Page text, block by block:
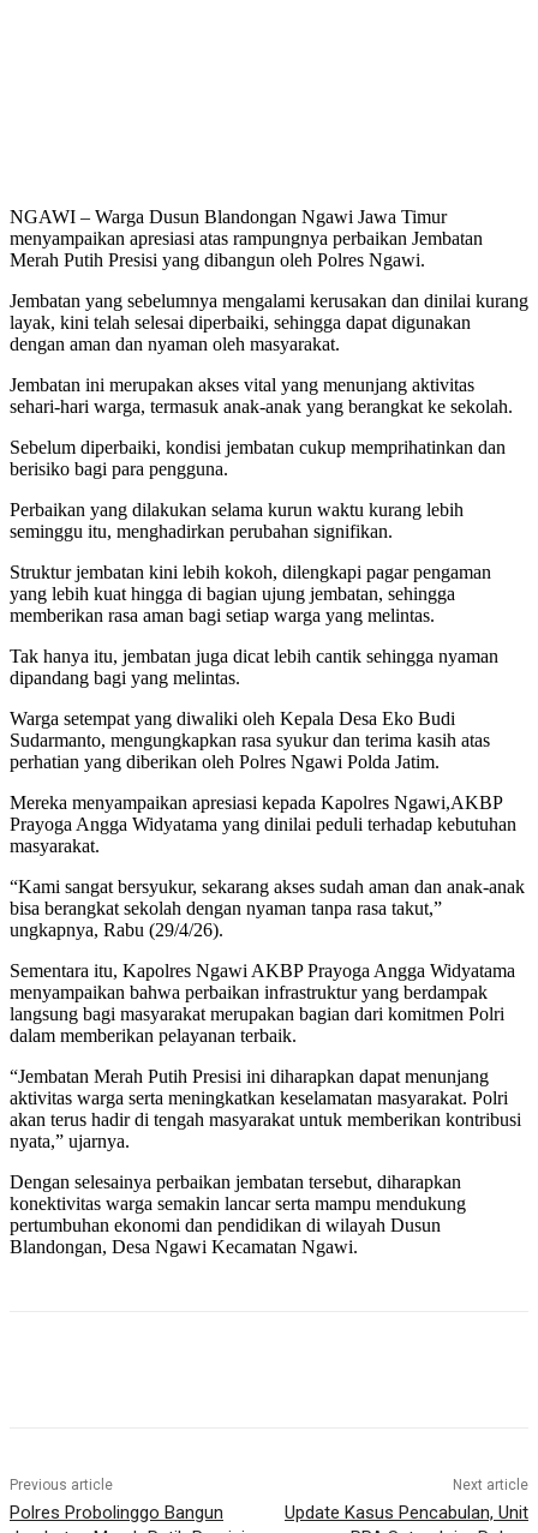
NGAWI – Warga Dusun Blandongan Ngawi Jawa Timur
menyampaikan apresiasi atas rampungnya perbaikan Jembatan
Merah Putih Presisi yang dibangun oleh Polres Ngawi.
Jembatan yang sebelumnya mengalami kerusakan dan dinilai kurang
layak, kini telah selesai diperbaiki, sehingga dapat digunakan
dengan aman dan nyaman oleh masyarakat.
Jembatan ini merupakan akses vital yang menunjang aktivitas
sehari-hari warga, termasuk anak-anak yang berangkat ke sekolah.
Sebelum diperbaiki, kondisi jembatan cukup memprihatinkan dan
berisiko bagi para pengguna.
Perbaikan yang dilakukan selama kurun waktu kurang lebih
seminggu itu, menghadirkan perubahan signifikan.
Struktur jembatan kini lebih kokoh, dilengkapi pagar pengaman
yang lebih kuat hingga di bagian ujung jembatan, sehingga
memberikan rasa aman bagi setiap warga yang melintas.
Tak hanya itu, jembatan juga dicat lebih cantik sehingga nyaman
dipandang bagi yang melintas.
Warga setempat yang diwaliki oleh Kepala Desa Eko Budi
Sudarmanto, mengungkapkan rasa syukur dan terima kasih atas
perhatian yang diberikan oleh Polres Ngawi Polda Jatim.
Mereka menyampaikan apresiasi kepada Kapolres Ngawi,AKBP
Prayoga Angga Widyatama yang dinilai peduli terhadap kebutuhan
masyarakat.
“Kami sangat bersyukur, sekarang akses sudah aman dan anak-anak
bisa berangkat sekolah dengan nyaman tanpa rasa takut,”
ungkapnya, Rabu (29/4/26).
Sementara itu, Kapolres Ngawi AKBP Prayoga Angga Widyatama
menyampaikan bahwa perbaikan infrastruktur yang berdampak
langsung bagi masyarakat merupakan bagian dari komitmen Polri
dalam memberikan pelayanan terbaik.
“Jembatan Merah Putih Presisi ini diharapkan dapat menunjang
aktivitas warga serta meningkatkan keselamatan masyarakat. Polri
akan terus hadir di tengah masyarakat untuk memberikan kontribusi
nyata,” ujarnya.
Dengan selesainya perbaikan jembatan tersebut, diharapkan
konektivitas warga semakin lancar serta mampu mendukung
pertumbuhan ekonomi dan pendidikan di wilayah Dusun
Blandongan, Desa Ngawi Kecamatan Ngawi.
Previous article
Polres Probolinggo Bangun
Next article
Update Kasus Pencabulan, Unit